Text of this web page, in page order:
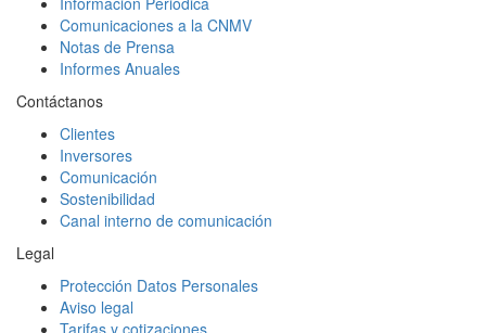
Comunicaciones a la CNMV
Notas de Prensa
Informes Anuales
Contáctanos
Clientes
Inversores
Comunicación
Sostenibilidad
Canal interno de comunicación
Legal
Protección Datos Personales
Aviso legal